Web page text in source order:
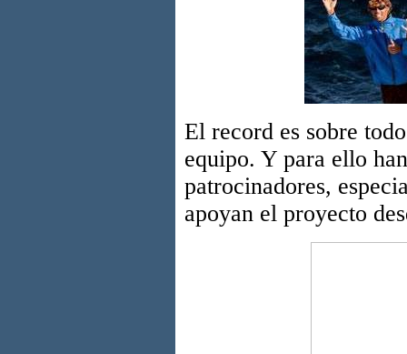
El record es sobre
equipo. Y para ello
patrocinadores,
apoyan el proyecto